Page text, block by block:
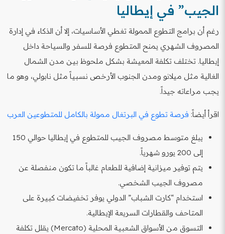
الجيب” في إيطاليا
رغم أن برامج التطوع الممولة تغطي الأساسيات، إلا أن الذكاء في إدارة
المصروف الشهري يمنح المتطوع فرصة للسفر والسياحة داخل
إيطاليا. تختلف تكلفة المعيشة بشكل ملحوظ بين مدن الشمال
الغالية مثل ميلانو ومدن الجنوب الأرخص نسبياً مثل نابولي، وهو ما
يجب مراعاته جيداً.
اقرأ أيضاً: فرصة تطوع في البرتغال ممولة بالكامل للمتطوعين العرب
يبلغ متوسط مصروف الجيب للمتطوع في إيطاليا حوالي 150
إلى 200 يورو شهرياً.
يتم توفير ميزانية إضافية للطعام غالباً ما تكون منفصلة عن
مصروف الجيب الشخصي.
استخدام “كارت الشباب” الدولي يوفر تخفيضات كبيرة على
المتاحف والقطارات السريعة الإيطالية.
التسوق من الأسواق الشعبية المحلية (Mercato) يقلل تكلفة